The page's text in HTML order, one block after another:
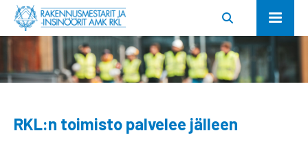
RKL:n toimisto palvelee jälleen